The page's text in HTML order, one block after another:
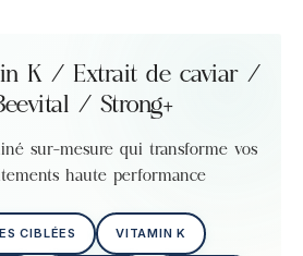
K / Extrait de caviar /
/ Strong+
sur-mesure qui transforme vos
haute performance
CIBLÉES VITAMIN K